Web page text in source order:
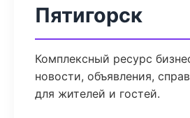
Пятигорск
Комплексный ресурс
новости, объявления,
для жителей и гостей.